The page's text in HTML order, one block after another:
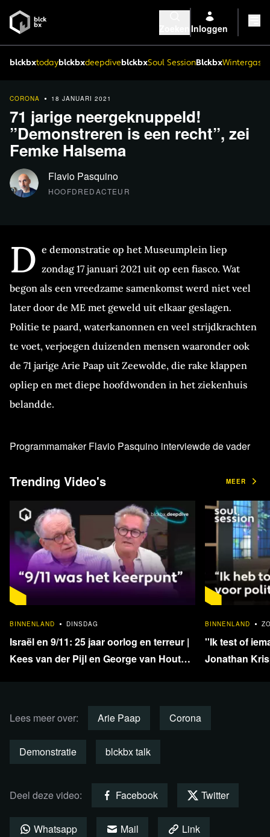
Inloggen
blckbxtodayblckbxdeepdiveblckbxSoul SessionBlckbx
CORONA 18 JANUARI 2021
71 jarige neergeknuppeld!
”Demonstreren is een recht”, zei
Femke Halsema
Flavio Pasquino
HOOFDREDACTEUR
D e demonstratie op het Museumplein liep
zondag 17 januari 2021 uit op een fiasco. Wat
begon als een vreedzame samenkomst werd niet veel
later door de ME met geweld uit elkaar geslagen.
Politie te paard, waterkanonnen en veel strijdkrachten
te voet, verjoegen duizenden mensen waaronder ook
de 71 jarige Arie Paap uit Zeewolde, die rake klappen
opliep en met diepe hoofdwonden in het ziekenhuis
belandde.
Programmamaker Flavio Pasquino interviewde de vader
te demonstreren. De gepensioneerde ondernemer kon het
kleindochter ging maar benadrukt dat de hele kwestie hem
alleen maar strijdbaarder en sterker heeft gemaakt.
1 juni vertelde Femke Halsema bij Op1 hoe het
demonstratierecht in elkaar steekt. "Het demonstratierecht
is gegeven. Dat hoef je niet aan te vragen."
17:40 tm 18:20
Trending Video's MEER
BINNENLAND
DINSDAG
Israël en 9/11: 25 jaar oorlog en terreur |
Kees van der Pijl en George van Houts -
BINNENLAND
''Ik test of
Jonathan
Lees meer over: Arie Paap Corona
Demonstratie blckbx talk
Deel deze video: Facebook Twitter
Whatsapp Mail Link